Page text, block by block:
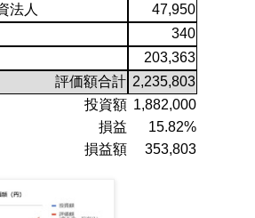
法人
47,950
340
203,363
評価額合計 2,235,803
投資額 1,882,000
損益
15.82%
損益額
353,803